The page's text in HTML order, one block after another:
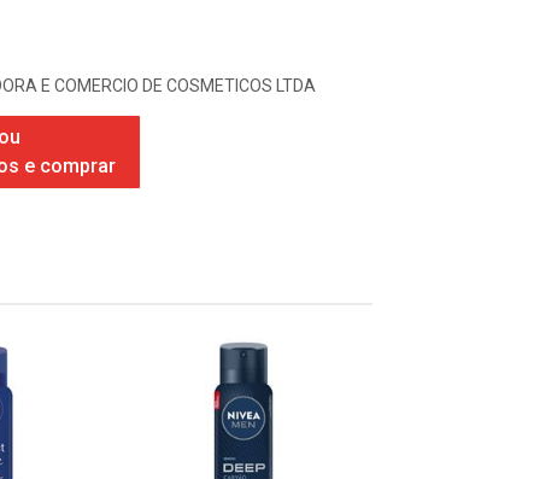
E COMERCIO DE COSMETICOS LTDA
e comprar